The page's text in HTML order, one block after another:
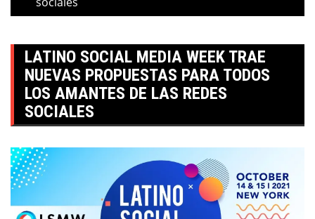
LATINO SOCIAL MEDIA WEEK TRAE
NUEVAS PROPUESTAS PARA TODOS
LOS AMANTES DE LAS REDES
SOCIALES